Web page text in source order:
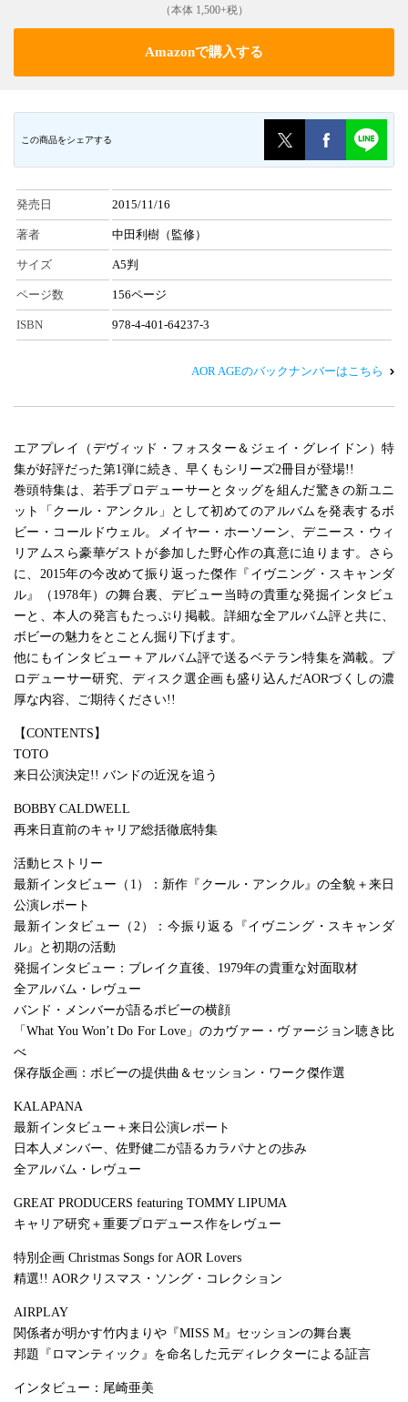
（本体 1,500+税）
Amazonで購入する
この商品をシェアする
発売日 2015/11/16
著者 中田利樹（監修）
サイズ A5判
ページ数 156ページ
ISBN 978-4-401-64237-3
AOR AGEのバックナンバーはこちら
エアプレイ（デヴィッド・フォスター＆ジェイ・グレイドン）特
集が好評だった第1弾に続き、早くもシリーズ2冊目が登場!!
巻頭特集は、若手プロデューサーとタッグを組んだ驚きの新ユニ
ット「クール・アンクル」として初めてのアルバムを発表するボ
ビー・コールドウェル。メイヤー・ホーソーン、デニース・ウィ
リアムスら豪華ゲストが参加した野心作の真意に迫ります。さら
に、2015年の今改めて振り返った傑作『イヴニング・スキャンダ
ル』（1978年）の舞台裏、デビュー当時の貴重な発掘インタビュ
ーと、本人の発言もたっぷり掲載。詳細な全アルバム評と共に、
ボビーの魅力をとことん掘り下げます。
他にもインタビュー＋アルバム評で送るベテラン特集を満載。プ
ロデューサー研究、ディスク選企画も盛り込んだAORづくしの濃
厚な内容、ご期待ください!!
【CONTENTS】
TOTO
来日公演決定!! バンドの近況を追う
BOBBY CALDWELL
再来日直前のキャリア総括徹底特集
活動ヒストリー
最新インタビュー（1）：新作『クール・アンクル』の全貌＋来日
公演レポート
最新インタビュー（2）：今振り返る『イヴニング・スキャンダ
ル』と初期の活動
発掘インタビュー：ブレイク直後、1979年の貴重な対面取材
全アルバム・レヴュー
バンド・メンバーが語るボビーの横顔
「What You Won’t Do For Love」のカヴァー・ヴァージョン聴き比
べ
保存版企画：ボビーの提供曲＆セッション・ワーク傑作選
KALAPANA
最新インタビュー＋来日公演レポート
日本人メンバー、佐野健二が語るカラパナとの歩み
全アルバム・レヴュー
GREAT PRODUCERS featuring TOMMY LIPUMA
キャリア研究＋重要プロデュース作をレヴュー
特別企画 Christmas Songs for AOR Lovers
精選!! AORクリスマス・ソング・コレクション
AIRPLAY
関係者が明かす竹内まりや『MISS M』セッションの舞台裏
邦題『ロマンティック』を命名した元ディレクターによる証言
インタビュー：尾崎亜美